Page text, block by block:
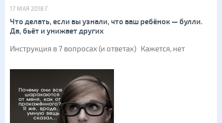
17 МАЯ 2018 Г.
Что делать, если вы узнали, что ваш ребёнок — булли.
Да, бьёт и унижает других
Инструкция в 7 вопросах (и ответах) Кажется, нет